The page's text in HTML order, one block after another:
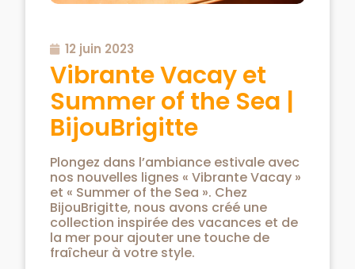
12 juin 2023
Vibrante Vacay et
Summer of the Sea |
BijouBrigitte
Plongez dans l’ambiance estivale avec
nos nouvelles lignes « Vibrante Vacay »
et « Summer of the Sea ». Chez
BijouBrigitte, nous avons créé une
collection inspirée des vacances et de
la mer pour ajouter une touche de
fraîcheur à votre style.